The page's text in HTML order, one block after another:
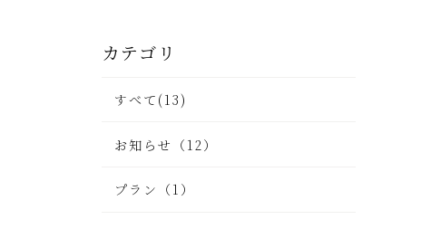
カテゴリ
すべて(13)
お知らせ（12）
プラン（1）